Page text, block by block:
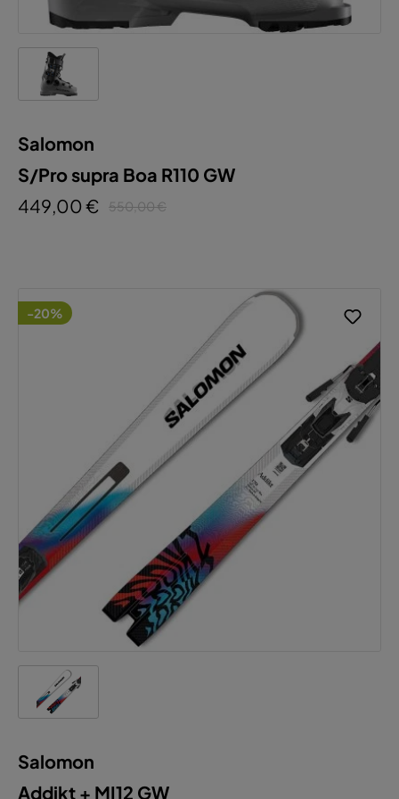
Salomon
S/Pro supra Boa R110 GW
449,00 €
550,00 €
-20%
Salomon
Addikt + MI12 GW